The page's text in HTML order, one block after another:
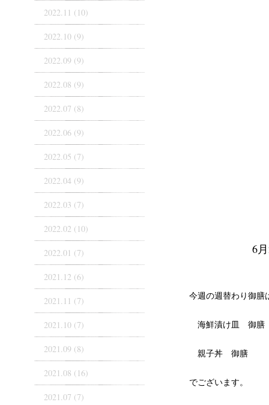
6
今週の週替わり御膳
海鮮漬け皿 御膳
親子丼 御膳
でございます。
2022.11 (10)
2022.10 (9)
2022.09 (9)
2022.08 (9)
2022.07 (8)
2022.06 (9)
2022.05 (7)
2022.04 (9)
2022.03 (7)
2022.02 (10)
2022.01 (7)
2021.12 (6)
2021.11 (7)
2021.10 (7)
2021.09 (8)
2021.08 (16)
2021.07 (7)